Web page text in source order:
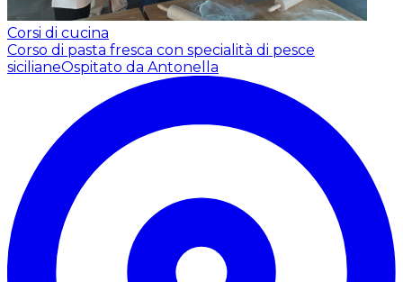
Corsi di cucina
Corso di pasta fresca con specialità di pesce
sicilianeOspitato da Antonella